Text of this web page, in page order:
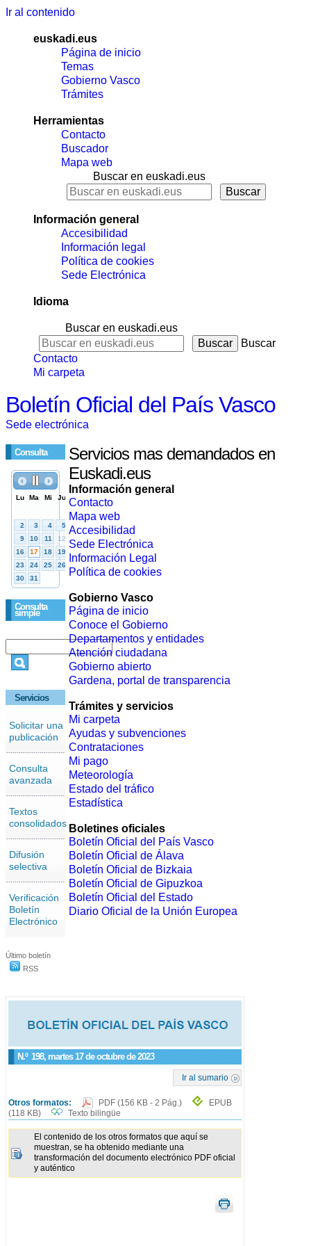
Ir al contenido
euskadi.eus
Página de inicio
Temas
Gobierno Vasco
Trámites
Herramientas
Contacto
Buscador
Mapa web
Buscar en euskadi.eus
Información general
Accesibilidad
Información legal
Política de cookies
Sede Electrónica
Idioma
Buscar en euskadi.eus
Buscar
Contacto
Mi carpeta
Boletín Oficial del País Vasco
Sede electrónica
Consulta
Consulta
simple
Servicios
Solicitar una
publicación
Consulta
avanzada
Textos
consolidados
Difusión
selectiva
Verificación
Boletín
Electrónico
Último boletín
RSS
N.º 198, martes 17 de octubre de 2023
Ir al sumario
Otros formatos: PDF (156 KB - 2 Pág.)
EPUB
(118 KB)
Texto bilingüe
El contenido de los otros formatos que aquí se
muestran, se ha obtenido mediante una
transformación del documento electrónico PDF oficial
y auténtico
Servicios mas demandados en
Euskadi.eus
Información general
Contacto
Mapa web
Accesibilidad
Sede Electrónica
Información Legal
Política de cookies
Gobierno Vasco
Página de inicio
Conoce el Gobierno
Departamentos y entidades
Atención ciudadana
Gobierno abierto
Gardena, portal de transparencia
Trámites y servicios
Mi carpeta
Ayudas y subvenciones
Contrataciones
Mi pago
Meteorología
Estado del tráfico
Estadística
Boletines oficiales
Boletín Oficial del País Vasco
Boletín Oficial de Álava
Boletín Oficial de Bizkaia
Boletín Oficial de Gipuzkoa
Boletín Oficial del Estado
Diario Oficial de la Unión Europea